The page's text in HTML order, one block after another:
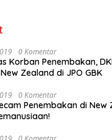
0 Komentar
Korban Penembakan,
Zealand di JPO GBK
0 Komentar
Penembakan di New